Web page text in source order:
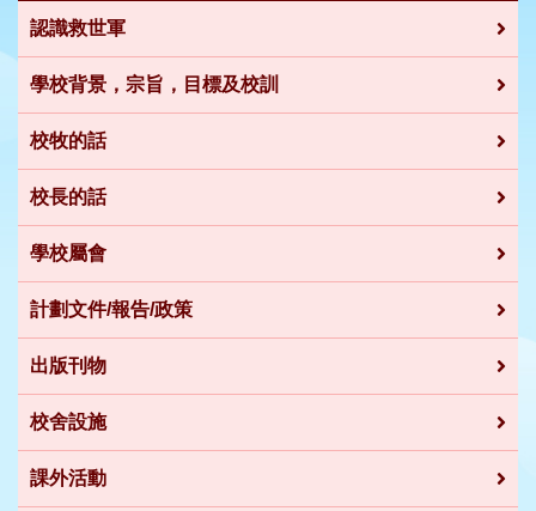
認識救世軍
學校背景，宗旨，目標及校訓
校牧的話
校長的話
學校屬會
計劃文件/報告/政策
出版刊物
校舍設施
課外活動